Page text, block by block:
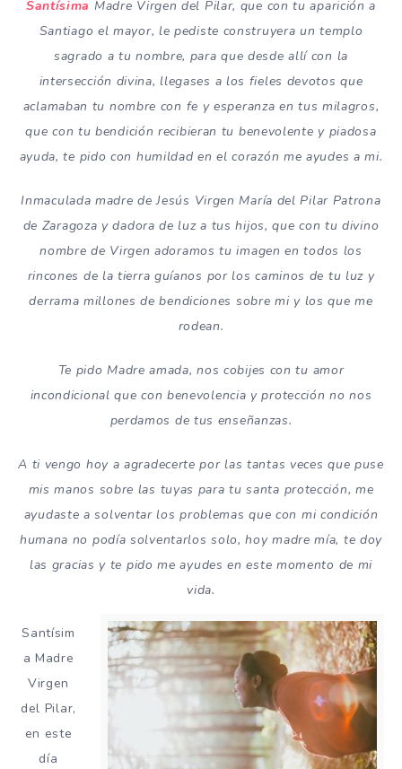
Santísima Madre Virgen del Pilar, que con tu aparición a
Santiago el mayor, le pediste construyera un templo
sagrado a tu nombre, para que desde allí con la
intersección divina, llegases a los fieles devotos que
aclamaban tu nombre con fe y esperanza en tus milagros,
que con tu bendición recibieran tu benevolente y piadosa
ayuda, te pido con humildad en el corazón me ayudes a mi.
Inmaculada madre de Jesús Virgen María del Pilar Patrona
de Zaragoza y dadora de luz a tus hijos, que con tu divino
nombre de Virgen adoramos tu imagen en todos los
rincones de la tierra guíanos por los caminos de tu luz y
derrama millones de bendiciones sobre mi y los que me
rodean.
Te pido Madre amada, nos cobijes con tu amor
incondicional que con benevolencia y protección no nos
perdamos de tus enseñanzas.
A ti vengo hoy a agradecerte por las tantas veces que puse
mis manos sobre las tuyas para tu santa protección, me
ayudaste a solventar los problemas que con mi condición
humana no podía solventarlos solo, hoy madre mía, te doy
las gracias y te pido me ayudes en este momento de mi
vida.
Santísim
a Madre
Virgen
del Pilar,
en este
día